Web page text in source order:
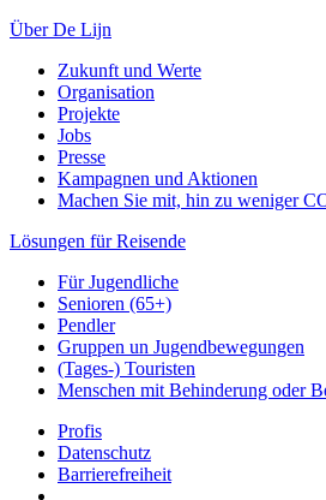
Über De Lijn
Zukunft und Werte
Organisation
Projekte
Jobs
Presse
Kampagnen und Aktionen
Machen Sie mit, hin zu weniger
Lösungen für Reisende
Für Jugendliche
Senioren (65+)
Pendler
Gruppen un Jugendbewegungen
(Tages-) Touristen
Menschen mit Behinderung oder
Profis
Datenschutz
Barrierefreiheit